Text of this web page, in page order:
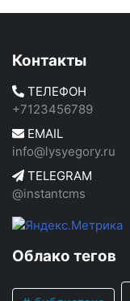
Контакты
ТЕЛЕФОН
+7123456789
EMAIL
info@lysyegory.ru
TELEGRAM
@instantcms
Облако тегов